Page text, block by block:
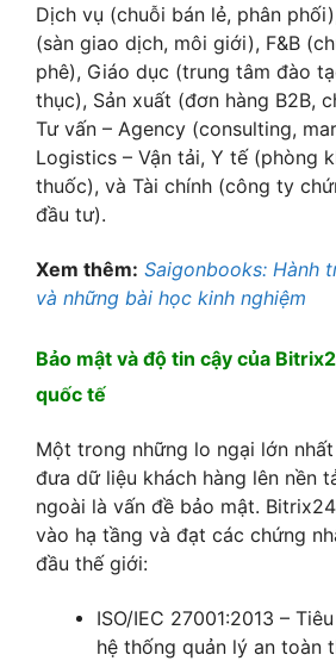
Dịch vụ (chuỗi bán lẻ, phân
(sàn giao dịch, môi giới), F&B
phê), Giáo dục (trung tâm đào
thục), Sản xuất (đơn hàng B2B,
Tư vấn – Agency (consulting,
Logistics – Vận tải, Y tế (phòng
thuốc), và Tài chính (công ty
đầu tư).
Xem thêm: Saigonbooks: Hành
và những bài học kinh nghiệm
Bảo mật và độ tin cậy của
quốc tế
Một trong những lo ngại lớn
đưa dữ liệu khách hàng lên nền
ngoài là vấn đề bảo mật.
vào hạ tầng và đạt các chứng
đầu thế giới:
ISO/IEC 27001:2013 –
hệ thống quản lý an toàn